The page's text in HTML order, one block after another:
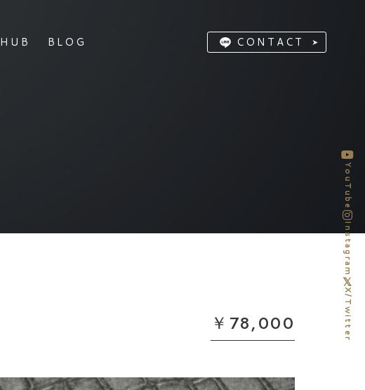
HUB BLOG CONTACT
￥78,000
YouTube
Instagram
X/Twitter